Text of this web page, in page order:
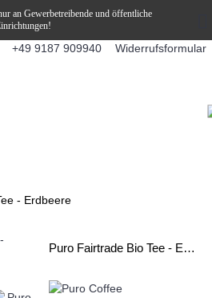
an Gewerbetreibende und öffentliche
+49 9187 909940 Widerrufsformular
- Erdbeere
Puro Fairtrade Bio Tee - Erdbeere